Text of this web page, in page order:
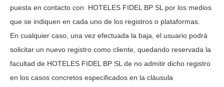
puesta en contacto con HOTELES FIDEL BP SL por los medios
que se indiquen en cada uno de los registros o plataformas.
En cualquier caso, una vez efectuada la baja, el usuario podrá
solicitar un nuevo registro como cliente, quedando reservada la
facultad de HOTELES FIDEL BP SL de no admitir dicho registro
en los casos concretos especificados en la cláusula